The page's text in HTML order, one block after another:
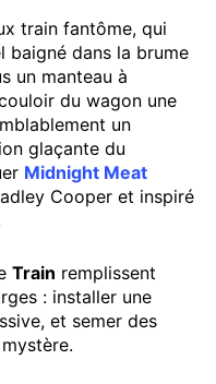
train fantôme, qui
baigné dans la brume
un manteau à
du wagon une
un
glaçante du
Midnight Meat
Cooper et inspiré
Train remplissent
: installer une
et semer des